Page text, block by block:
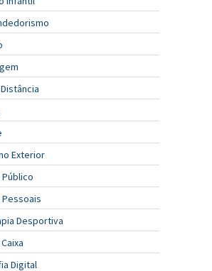
Exterior
Pessoais
Desportiva
Digital